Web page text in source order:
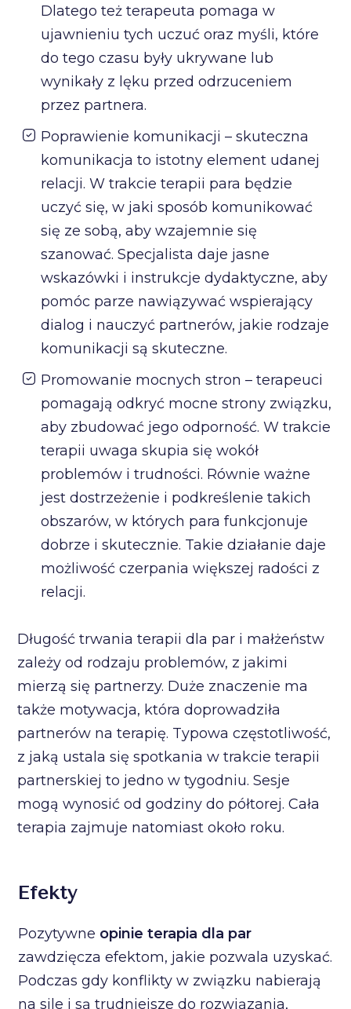
Dlatego też terapeuta pomaga w
ujawnieniu tych uczuć oraz myśli, które
do tego czasu były ukrywane lub
wynikały z lęku przed odrzuceniem
przez partnera.
Poprawienie komunikacji – skuteczna
komunikacja to istotny element udanej
relacji. W trakcie terapii para będzie
uczyć się, w jaki sposób komunikować
się ze sobą, aby wzajemnie się
szanować. Specjalista daje jasne
wskazówki i instrukcje dydaktyczne, aby
pomóc parze nawiązywać wspierający
dialog i nauczyć partnerów, jakie rodzaje
komunikacji są skuteczne.
Promowanie mocnych stron – terapeuci
pomagają odkryć mocne strony związku,
aby zbudować jego odporność. W trakcie
terapii uwaga skupia się wokół
problemów i trudności. Równie ważne
jest dostrzeżenie i podkreślenie takich
obszarów, w których para funkcjonuje
dobrze i skutecznie. Takie działanie daje
możliwość czerpania większej radości z
relacji.
Długość trwania terapii dla par i małżeństw
zależy od rodzaju problemów, z jakimi
mierzą się partnerzy. Duże znaczenie ma
także motywacja, która doprowadziła
partnerów na terapię. Typowa częstotliwość,
z jaką ustala się spotkania w trakcie terapii
partnerskiej to jedno w tygodniu. Sesje
mogą wynosić od godziny do półtorej. Cała
terapia zajmuje natomiast około roku.
Efekty
Pozytywne opinie terapia dla par
zawdzięcza efektom, jakie pozwala uzyskać.
Podczas gdy konflikty w związku nabierają
na sile i są trudniejsze do rozwiązania,